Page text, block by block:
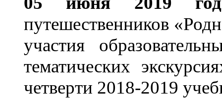
путешественников
участия
тематических
четверти 2018-2019